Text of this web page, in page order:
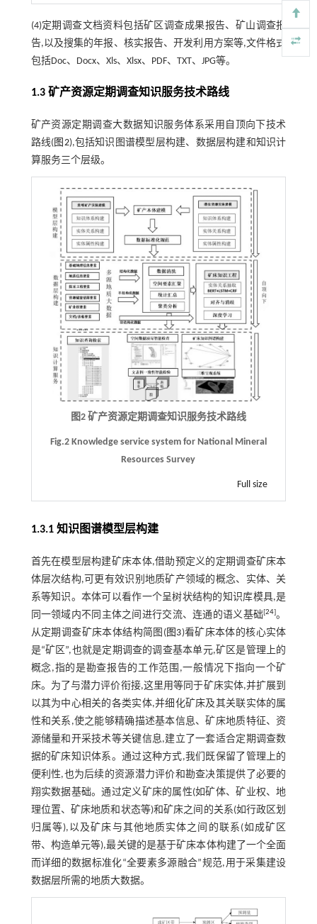
(4)定期调查文档资料包括矿区调查成果报告、矿山调查报
告,以及搜集的年报、核实报告、开发利用方案等,文件格式
包括Doc、Docx、Xls、Xlsx、PDF、TXT、JPG等。
1.3 矿产资源定期调查知识服务技术路线
矿产资源定期调查大数据知识服务体系采用自顶向下技术
路线(图2),包括知识图谱模型层构建、数据层构建和知识计
算服务三个层级。
图2 矿产资源定期调查知识服务技术路线
Fig.2 Knowledge service system for National Mineral
Resources Survey
Full size
1.3.1 知识图谱模型层构建
首先在模型层构建矿床本体,借助预定义的定期调查矿床本
体层次结构,可更有效识别地质矿产领域的概念、实体、关
系等知识。本体可以看作一个呈树状结构的知识库模具,是
同一领域内不同主体之间进行交流、连通的语义基础[24]。
从定期调查矿床本体结构简图(图3)看矿床本体的核心实体
是“矿区”,也就是定期调查的调查基本单元,矿区是管理上的
概念,指的是勘查报告的工作范围,一般情况下指向一个矿
床。为了与潜力评价衔接,这里用等同于矿床实体,并扩展到
以其为中心相关的各类实体,并细化矿床及其关联实体的属
性和关系,使之能够精确描述基本信息、矿床地质特征、资
源储量和开采技术等关键信息,建立了一套适合定期调查数
据的矿床知识体系。通过这种方式,我们既保留了管理上的
便利性,也为后续的资源潜力评价和勘查决策提供了必要的
翔实数据基础。通过定义矿床的属性(如矿体、矿业权、地
理位置、矿床地质和状态等)和矿床之间的关系(如行政区划
归属等),以及矿床与其他地质实体之间的联系(如成矿区
带、构造单元等),最关键的是基于矿床本体构建了一个全面
而详细的数据标准化“全要素多源融合”规范,用于采集建设
数据层所需的地质大数据。